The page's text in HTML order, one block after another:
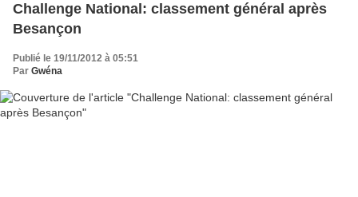
Challenge National: classement général après
Besançon
Publié le 19/11/2012 à 05:51
Par Gwéna